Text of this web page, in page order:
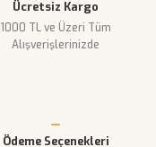
Ücretsiz Kargo
1000 TL ve Üzeri Tüm
Alışverişlerinizde
Ödeme Seçenekleri